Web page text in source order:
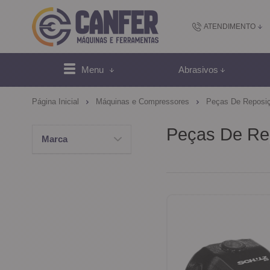
ATENDIMENTO
(48) 2102-
Menu Abrasivos
Página Inicial Máquinas e Compressores Peças De
Marca Peças De